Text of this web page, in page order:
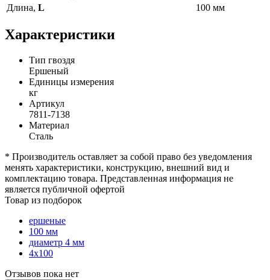
Длина, L 100 мм
Характеристики
Тип гвоздя
Ершеный
Единицы измерения
кг
Артикул
7811-7138
Материал
Сталь
* Производитель оставляет за собой право без уведомления
менять характеристики, конструкцию, внешний вид и
комплектацию товара. Представленная информация не
является публичной офертой
Товар из подборок
ершеные
100 мм
диаметр 4 мм
4х100
Отзывов пока нет